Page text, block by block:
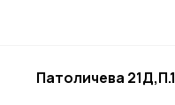
Патоличева 21Д,П.1